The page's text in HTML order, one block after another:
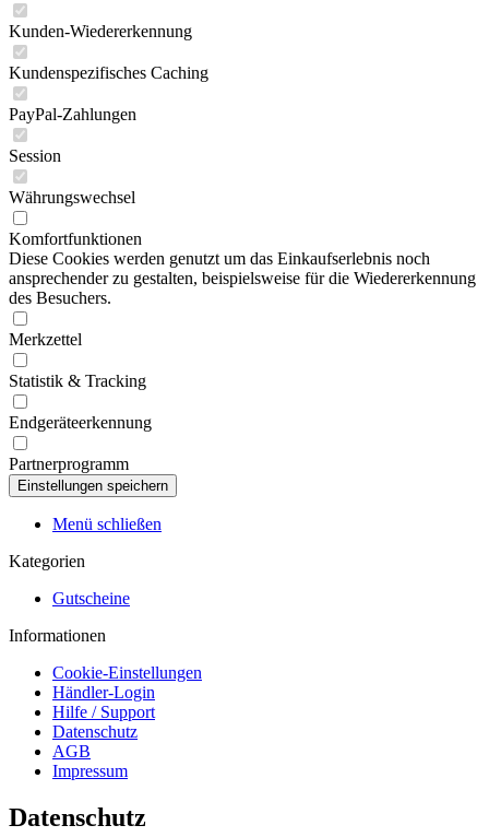
Kunden-Wiedererkennung
Kundenspezifisches Caching
PayPal-Zahlungen
Session
Währungswechsel
Komfortfunktionen
Diese Cookies werden genutzt um das Einkaufserlebnis noch
ansprechender zu gestalten, beispielsweise für die Wiedererkennung
des Besuchers.
Merkzettel
Statistik & Tracking
Endgeräteerkennung
Partnerprogramm
Menü schließen
Kategorien
Gutscheine
Informationen
Cookie-Einstellungen
Händler-Login
Hilfe / Support
Datenschutz
AGB
Impressum
Datenschutz